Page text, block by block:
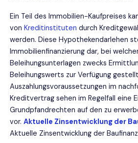
Ein Teil des Immobilien-Kaufpreises
von Kreditinstituten durch
werden. Diese Hypothekendarlehen
Immobilienfinanzierung dar, bei
Beleihungsunterlagen zwecks
Beleihungswerts zur Verfügung
Auszahlungsvoraussetzungen im
Kreditvertrag sehen im Regelfall eine
Grundpfandrechten auf den zu
vor. Aktuelle Zinsentwicklung der
Aktuelle Zinsentwicklung der